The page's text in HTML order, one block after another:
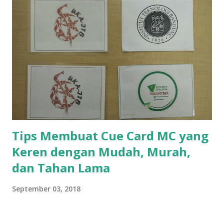
Magic , dll. Intinya, warna yang ditentukan oleh Game
Master (GM). Istilah Game Master maksudnya orang yang
memberi tebak-tebakan pada permainan. Biasanya GM akan
dibantu oleh seorang asisten. GM akan disuruh menutup
mata, kemudian orang lain memilih sebuah barang. Dengan
dibantu asisten, GM akan berhasil menebak barang yang
dipilih. Lalu GM akan bertanya bagaimana caranya.
Jawabannya adalah asisten membantu GM menebak dengan
menyebut...
Tips Membuat Cue Card MC yang
Keren dengan Mudah, Murah,
dan Tahan Lama
September 03, 2018